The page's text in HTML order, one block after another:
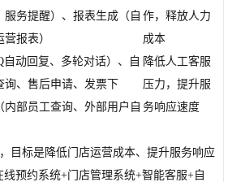
服务提醒）、报表生成（自
报表）
作，释放人力
成本
自动回复、多轮对话）、自
询、售后申请、发票下
内部员工查询、外部用户自
降低人工客服
压力，提升服
务响应速度
目标是降低门店运营成本、提升服务响应
预约系统+门店管理系统+智能客服+自